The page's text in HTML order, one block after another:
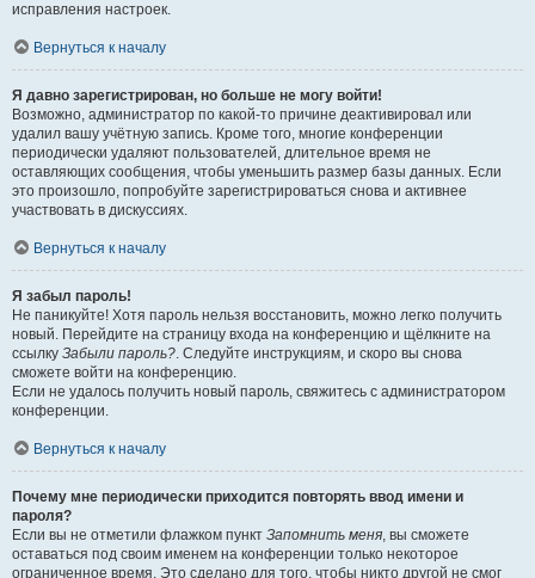
исправления настроек.
Вернуться к началу
Я давно зарегистрирован, но больше не могу войти!
Возможно, администратор по какой-то причине деактивировал или
удалил вашу учётную запись. Кроме того, многие конференции
периодически удаляют пользователей, длительное время не
оставляющих сообщения, чтобы уменьшить размер базы данных. Если
это произошло, попробуйте зарегистрироваться снова и активнее
участвовать в дискуссиях.
Вернуться к началу
Я забыл пароль!
Не паникуйте! Хотя пароль нельзя восстановить, можно легко получить
новый. Перейдите на страницу входа на конференцию и щёлкните на
ссылку Забыли пароль?. Следуйте инструкциям, и скоро вы снова
сможете войти на конференцию.
Если не удалось получить новый пароль, свяжитесь с администратором
конференции.
Вернуться к началу
Почему мне периодически приходится повторять ввод имени и
пароля?
Если вы не отметили флажком пункт Запомнить меня, вы сможете
оставаться под своим именем на конференции только некоторое
ограниченное время. Это сделано для того, чтобы никто другой не смог